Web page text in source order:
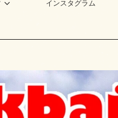
インスタグラム